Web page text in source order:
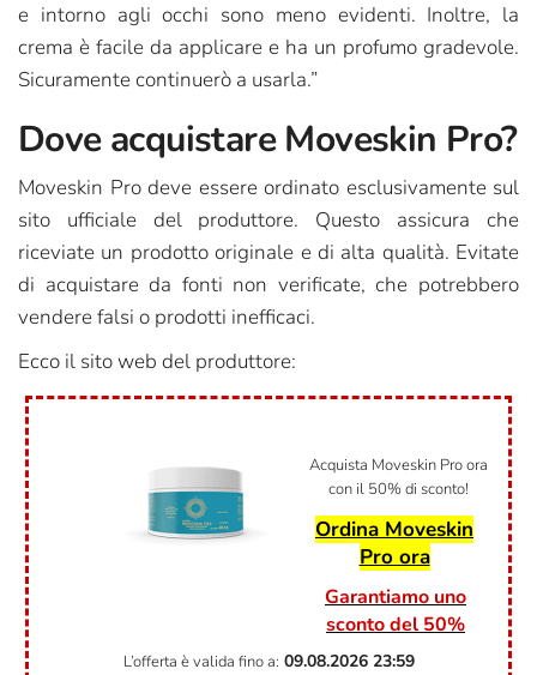
e intorno agli occhi sono meno evidenti. Inoltre, la
crema è facile da applicare e ha un profumo gradevole.
Sicuramente continuerò a usarla.”
Dove acquistare Moveskin Pro?
Moveskin Pro deve essere ordinato esclusivamente sul
sito ufficiale del produttore. Questo assicura che
riceviate un prodotto originale e di alta qualità. Evitate
di acquistare da fonti non verificate, che potrebbero
vendere falsi o prodotti inefficaci.
Ecco il sito web del produttore:
Acquista Moveskin Pro ora
con il 50% di sconto!
Ordina Moveskin
Pro ora
Garantiamo uno
sconto del 50%
L’offerta è valida fino a: 09.08.2026 23:59